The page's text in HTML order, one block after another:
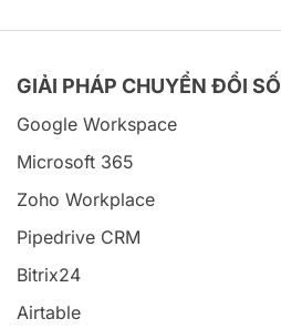
GIẢI PHÁP CHUYỂN ĐỔI SỐ
Google Workspace
Microsoft 365
Zoho Workplace
Pipedrive CRM
Bitrix24
Airtable